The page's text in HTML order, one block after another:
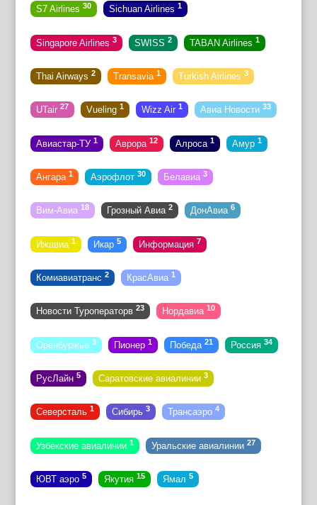
S7 Airlines 30 Sichuan Airlines 1
Singapore Airlines 3 SWISS 2 TABAN Airlines 1
Thai Airways 2 Transavia 1 Turkish Airlines 3
UTair 27 Vueling 1 Wizz Air 1 Авиа Новости 33
Авиастар-ТУ 1 Аврора 12 Алроса 1 Амур 1
Ангара 1 Аэрофлот 30 Белавиа 3
Вим-Авиа 18 Грозный Авиа 2 ДонАвиа 6
Ижавиа 1 Икар 5 Информация 7
Комиавиатранс 2 КрасАвиа 1
Новости Туроператорв 23 Нордавиа 10
Оренбуржье 3 Пионер 1 Победа 21 Россия 34
РусЛайн 5 Саратовские авиалинии 3
Северсталь 1 Сибирь 3 Трансаэро 4
Узбекские авиалинии 1 Уральские авиалинии 27
ЮВТ аэро 5 Якутия 15 Ямал 5